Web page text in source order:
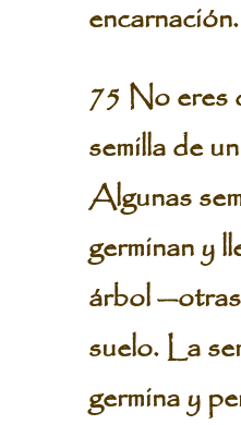
encarnación.
75 No eres
semilla de
Algunas
germinan y
árbol
suelo. La
germina y